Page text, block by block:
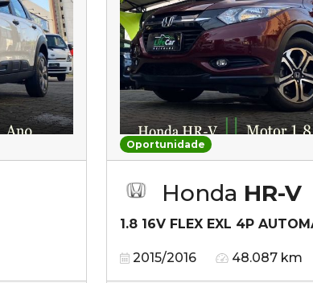
Oportunidade
Honda HR-V
1.8 16V FLEX EXL 4P
2015/2016 48.087 km